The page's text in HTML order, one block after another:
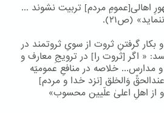
اهالی[عمومِ مردم] تربیت نشوند ...
(ص۲۱).
گرفتنِ ثروت از سویِ ثروتمند در
« اگر [ثروت را] در ترویجِ معارف و
مدارس... خلاصه در منافعِ عمومیّه
وَالخلق [نزد خدا و مردم]
و از اهلِ اعلیٰ علّیین محسوب»